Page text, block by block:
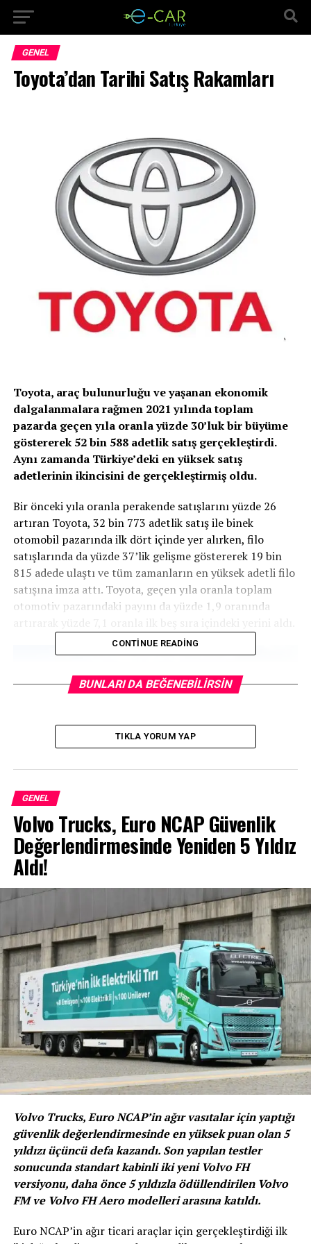
GENEL
Toyota’dan Tarihi Satış Rakamları
Toyota, araç bulunurluğu ve yaşanan ekonomik
dalgalanmalara rağmen 2021 yılında toplam
pazarda geçen yıla oranla yüzde 30’luk bir büyüme
göstererek 52 bin 588 adetlik satış gerçekleştirdi.
Aynı zamanda Türkiye’deki en yüksek satış
adetlerinin ikincisini de gerçekleştirmiş oldu.
Bir önceki yıla oranla perakende satışlarını yüzde 26
artıran Toyota, 32 bin 773 adetlik satış ile binek
otomobil pazarında ilk dört içinde yer alırken, filo
satışlarında da yüzde 37’lik gelişme göstererek 19 bin
815 adede ulaştı ve tüm zamanların en yüksek adetli filo
satışına imza attı. Toyota, geçen yıla oranla toplam
otomotiv pazarındaki payını da yüzde 1,9 oranında
Toyota Hibrit Satışlarında Lider
Toyota’nın en çok satan modeli, 41 bin 343 adetlik
satışla Corolla olurken efsane model, 2021’de Türkiye’de
de en çok satılan modeller arasında ikinci sıraya yerleşti.
Hibrit teknolojinin öncüsü Toyota’nın Türkiye’deki
hibrit otomobil satışları da 2020 yılına göre yüzde 9
artarak 19.653 adet olarak gerçekleşti. Toyota,
Türkiye’deki hibrit otomobil satışlarında yüzde 40’lık
pay ile pazarda açık ara önde bulunuyor.
CONTINUE READING
BUNLARI DA BEĞENEBILIRSIN
TIKLA YORUM YAP
GENEL
Volvo Trucks, Euro NCAP Güvenlik
Değerlendirmesinde Yeniden 5 Yıldız
Aldı!
Volvo Trucks, Euro NCAP’in ağır vasıtalar için yaptığı
güvenlik değerlendirmesinde en yüksek puan olan 5
yıldızı üçüncü defa kazandı. Son yapılan testler
sonucunda standart kabinli iki yeni Volvo FH
versiyonu, daha önce 5 yıldızla ödüllendirilen Volvo
FM ve Volvo FH Aero modelleri arasına katıldı.
Euro NCAP’in ağır ticari araçlar için gerçekleştirdiği ilk